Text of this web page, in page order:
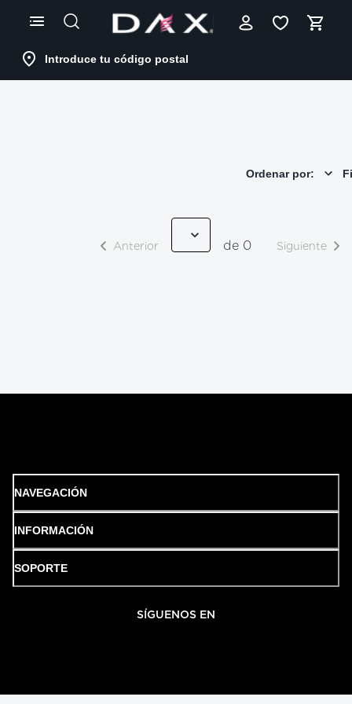
Introduce tu código postal
Ordenar por:
Anterior de 0 Siguiente
NAVEGACIÓN
INFORMACIÓN
SOPORTE
SÍGUENOS EN